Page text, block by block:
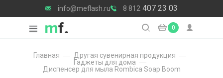
info@meflash.ru 8 812 407 23 03
0
Главная
Другая сувенирная продукция
Гаджеты для дома
Диспенсер для мыла Rombica Soap Boom